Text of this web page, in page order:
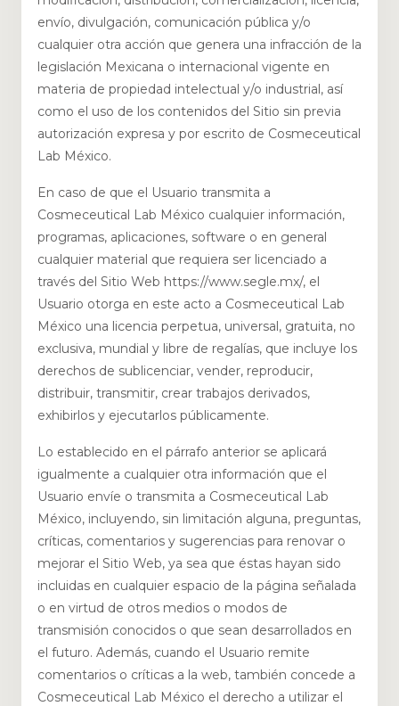
envío, divulgación, comunicación pública y/o
cualquier otra acción que genera una infracción de la
legislación Mexicana o internacional vigente en
materia de propiedad intelectual y/o industrial, así
como el uso de los contenidos del Sitio sin previa
autorización expresa y por escrito de Cosmeceutical
Lab México.
En caso de que el Usuario transmita a
Cosmeceutical Lab México cualquier información,
programas, aplicaciones, software o en general
cualquier material que requiera ser licenciado a
través del Sitio Web https://www.segle.mx/, el
Usuario otorga en este acto a Cosmeceutical Lab
México una licencia perpetua, universal, gratuita, no
exclusiva, mundial y libre de regalías, que incluye los
derechos de sublicenciar, vender, reproducir,
distribuir, transmitir, crear trabajos derivados,
exhibirlos y ejecutarlos públicamente.
Lo establecido en el párrafo anterior se aplicará
igualmente a cualquier otra información que el
Usuario envíe o transmita a Cosmeceutical Lab
México, incluyendo, sin limitación alguna, preguntas,
críticas, comentarios y sugerencias para renovar o
mejorar el Sitio Web, ya sea que éstas hayan sido
incluidas en cualquier espacio de la página señalada
o en virtud de otros medios o modos de
transmisión conocidos o que sean desarrollados en
el futuro. Además, cuando el Usuario remite
comentarios o críticas a la web, también concede a
Cosmeceutical Lab México el derecho a utilizar el